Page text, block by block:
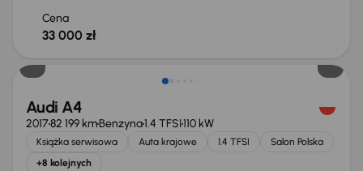
Cena
33 000 zł
Audi A4
201782 199 kmBenzyna1.4 TFSI110 kW
Książka serwisowa Auta krajowe 1.4 TFSI
Salon Polska
+8 kolejnych